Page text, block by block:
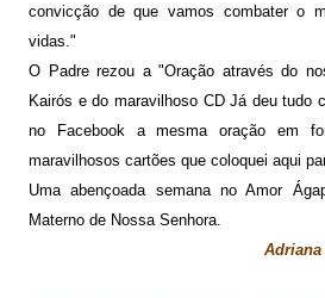
convicção de que vamos combater o
vidas."
O Padre rezou a "Oração através do
Kairós e do maravilhoso CD Já deu tudo
no Facebook a mesma oração em
maravilhosos cartões que coloquei aqui
Uma abençoada semana no Amor
Materno de Nossa Senhora.
Adriana